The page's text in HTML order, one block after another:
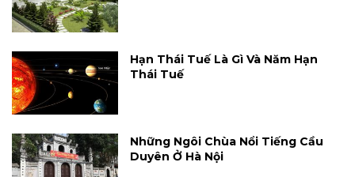
Hạn Thái Tuế Là Gì Và Năm Hạn
Thái Tuế
Những Ngôi Chùa Nổi Tiếng Cầu
Duyên Ở Hà Nội